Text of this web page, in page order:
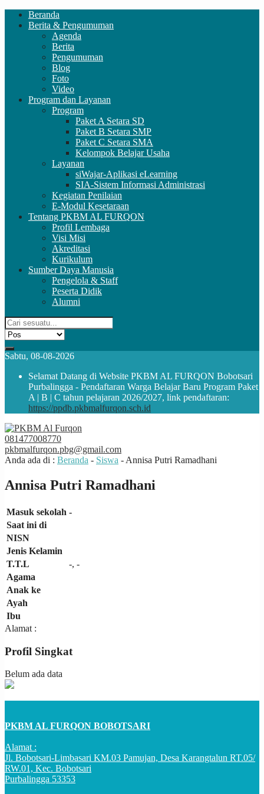
Beranda
Berita & Pengumuman
Agenda
Berita
Pengumuman
Blog
Foto
Video
Program dan Layanan
Program
Paket A Setara SD
Paket B Setara SMP
Paket C Setara SMA
Kelompok Belajar Usaha
Layanan
siWajar-Aplikasi eLearning
SIA-Sistem Informasi Administrasi
Kegiatan Penilaian
E-Modul Kesetaraan
Tentang PKBM AL FURQON
Profil Lembaga
Visi Misi
Akreditasi
Kurikulum
Sumber Daya Manusia
Pengelola & Staff
Peserta Didik
Alumni
Sabtu, 08-08-2026
Selamat Datang di Website PKBM AL FURQON Bobotsari
Purbalingga - Pendaftaran Warga Belajar Baru Program Paket
A | B | C tahun pelajaran 2026/2027, link pendaftaran:
https://ppdb.pkbmalfurqon.sch.id
081477008770
pkbmalfurqon.pbg@gmail.com
Anda ada di : Beranda - Siswa - Annisa Putri Ramadhani
Annisa Putri Ramadhani
Masuk sekolah -
Saat ini di
NISN
Jenis Kelamin
T.T.L
-, -
Agama
Anak ke
Ayah
Ibu
Alamat :
Profil Singkat
Belum ada data
PKBM AL FURQON BOBOTSARI
Alamat :
Jl. Bobotsari-Limbasari KM.03 Pamujan, Desa Karangtalun RT.05/
RW.01, Kec. Bobotsari
Purbalingga 53353